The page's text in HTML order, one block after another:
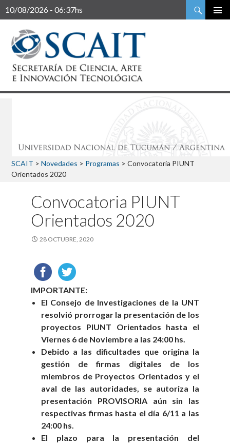
10/08/2026 - 06:37hs
Buscar
SCAIT > Novedades > Programas > Convocatoria PIUNT
Orientados 2020
Convocatoria PIUNT
Orientados 2020
28 OCTUBRE, 2020
IMPORTANTE:
El Consejo de Investigaciones de la UNT
resolvió prorrogar la presentación de los
proyectos PIUNT Orientados hasta el
Viernes 6 de Noviembre a las 24:00 hs.
Debido a las dificultades que origina la
gestión de firmas digitales de los
miembros de Proyectos Orientados y el
aval de las autoridades, se autoriza la
presentación PROVISORIA aún sin las
respectivas firmas hasta el día 6/11 a las
24:00 hs.
El plazo para la presentación del